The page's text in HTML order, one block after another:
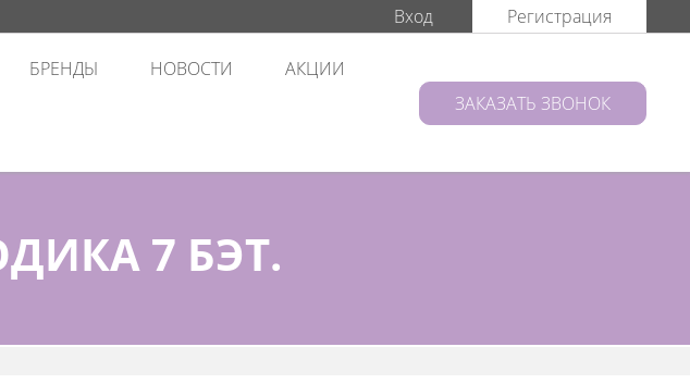
Вход Регистрация
БРЕНДЫ НОВОСТИ АКЦИИ
ЗАКАЗАТЬ ЗВОНОК
7 БЭТ.